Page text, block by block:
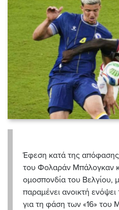
Έφεση κατά της
του Φολαράν Μπάλογκαν
ομοσπονδία του Βελγίου,
παραμένει ανοικτή
για τη φάση των «16» του